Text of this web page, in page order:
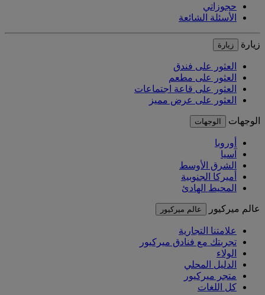
حجوزاتي
الأسئلة الشائعة
زيارة زيارة
العثور على فندق
العثور على مطعم
العثور على قاعة اجتماعات
العثور على عرض مميز
الوجهات الوجهات
أوروبا
آسيا
الشرق الأوسط
أميركا الجنوبية
المحيط الهادئ
عالم ميركيور عالم ميركيور
علامتنا التجارية
تجربتك مع فنادق ميركيور
الولاء
الدليل المحلي
متجر ميركيور
كل اللغات